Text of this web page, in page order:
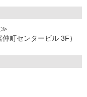
用前提でのお仕事も可
≫
町センタービル 3F）